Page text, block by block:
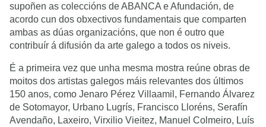
supoñen as coleccións de ABANCA e Afundación, de
acordo cun dos obxectivos fundamentais que comparten
ambas as dúas organizacións, que non é outro que
contribuír á difusión da arte galego a todos os niveis.
É a primeira vez que unha mesma mostra reúne obras de
moitos dos artistas galegos máis relevantes dos últimos
150 anos, como Jenaro Pérez Villaamil, Fernando Álvarez
de Sotomayor, Urbano Lugrís, Francisco Lloréns, Serafín
Avendaño, Laxeiro, Virxilio Vieitez, Manuel Colmeiro, Luís